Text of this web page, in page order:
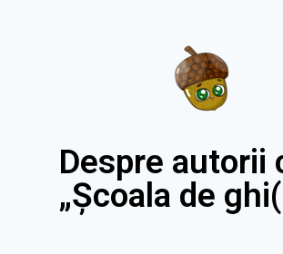
Despre autorii
„Școala de